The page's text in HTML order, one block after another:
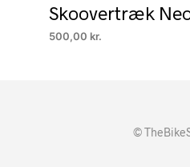
Skoovertræk
500,00 kr.
©